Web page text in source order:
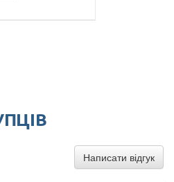
Написати відгук